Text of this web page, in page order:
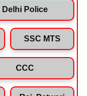
Delhi Police
SSC MTS
CCC